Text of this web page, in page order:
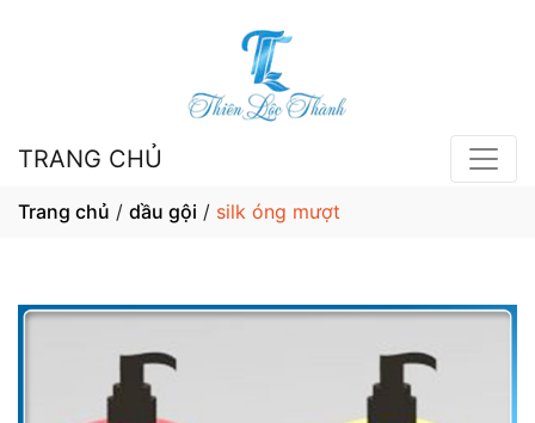
TRANG CHỦ
Trang chủ / dầu gội / silk óng mượt